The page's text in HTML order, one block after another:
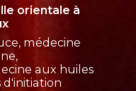
orientale à
médecine
aux huiles
d'initiation